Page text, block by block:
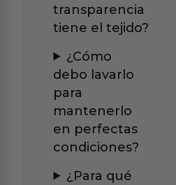
transparencia
tiene el tejido?
¿Cómo
debo lavarlo
para
mantenerlo
en perfectas
condiciones?
¿Para qué